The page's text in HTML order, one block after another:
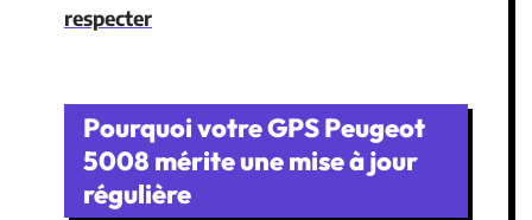
respecter
Pourquoi votre GPS Peugeot
5008 mérite une mise à jour
régulière